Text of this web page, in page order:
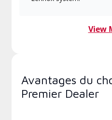
View
Avantages du
Premier Dealer